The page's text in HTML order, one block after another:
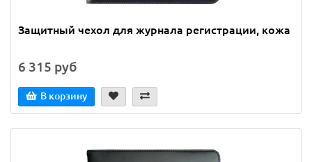
Защитный чехол для журнала регистрации, кожа
6 315 руб
В корзину